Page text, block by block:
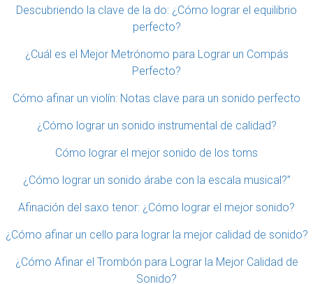
Descubriendo la clave de la do: ¿Cómo lograr el equilibrio
perfecto?
¿Cuál es el Mejor Metrónomo para Lograr un Compás
Perfecto?
Cómo afinar un violín: Notas clave para un sonido perfecto
¿Cómo lograr un sonido instrumental de calidad?
Cómo lograr el mejor sonido de los toms
¿Cómo lograr un sonido árabe con la escala musical?”
Afinación del saxo tenor: ¿Cómo lograr el mejor sonido?
¿Cómo afinar un cello para lograr la mejor calidad de sonido?
¿Cómo Afinar el Trombón para Lograr la Mejor Calidad de
Sonido?